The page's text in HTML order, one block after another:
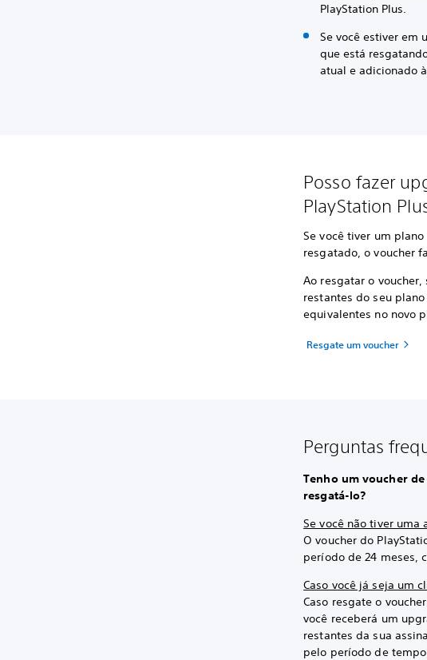
PlayStation Plus.
Se você estiver em
que está
atual e adicionado
Posso fazer
PlayStation
Se você tiver um
resgatado, o voucher
Ao resgatar o
restantes do seu
equivalentes no novo
Resgate um voucher
Perguntas
Tenho um voucher de
resgatá-lo?
Se você não tiver uma
O voucher do
período de 24 meses,
Caso você já seja um
Caso resgate o
você receberá um
restantes da sua
pelo período de